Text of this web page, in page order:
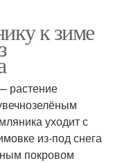
к зиме
растение
уходит с
из-под снега
покровом